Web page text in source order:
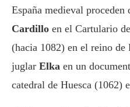
España medieval proceden
Cardillo en el Cartulario
(hacia 1082) en el reino de
juglar Elka en un
catedral de Huesca (1062)